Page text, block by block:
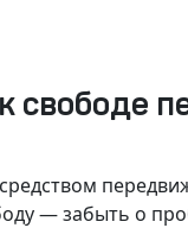
свободе
— забыть о